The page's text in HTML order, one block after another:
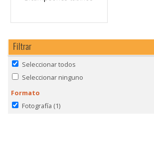
Filtrar
Seleccionar todos
Seleccionar ninguno
Formato
Fotografía (1)